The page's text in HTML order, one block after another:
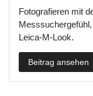
Fotografieren mit
Leica-M-Look.
Beitrag ansehen